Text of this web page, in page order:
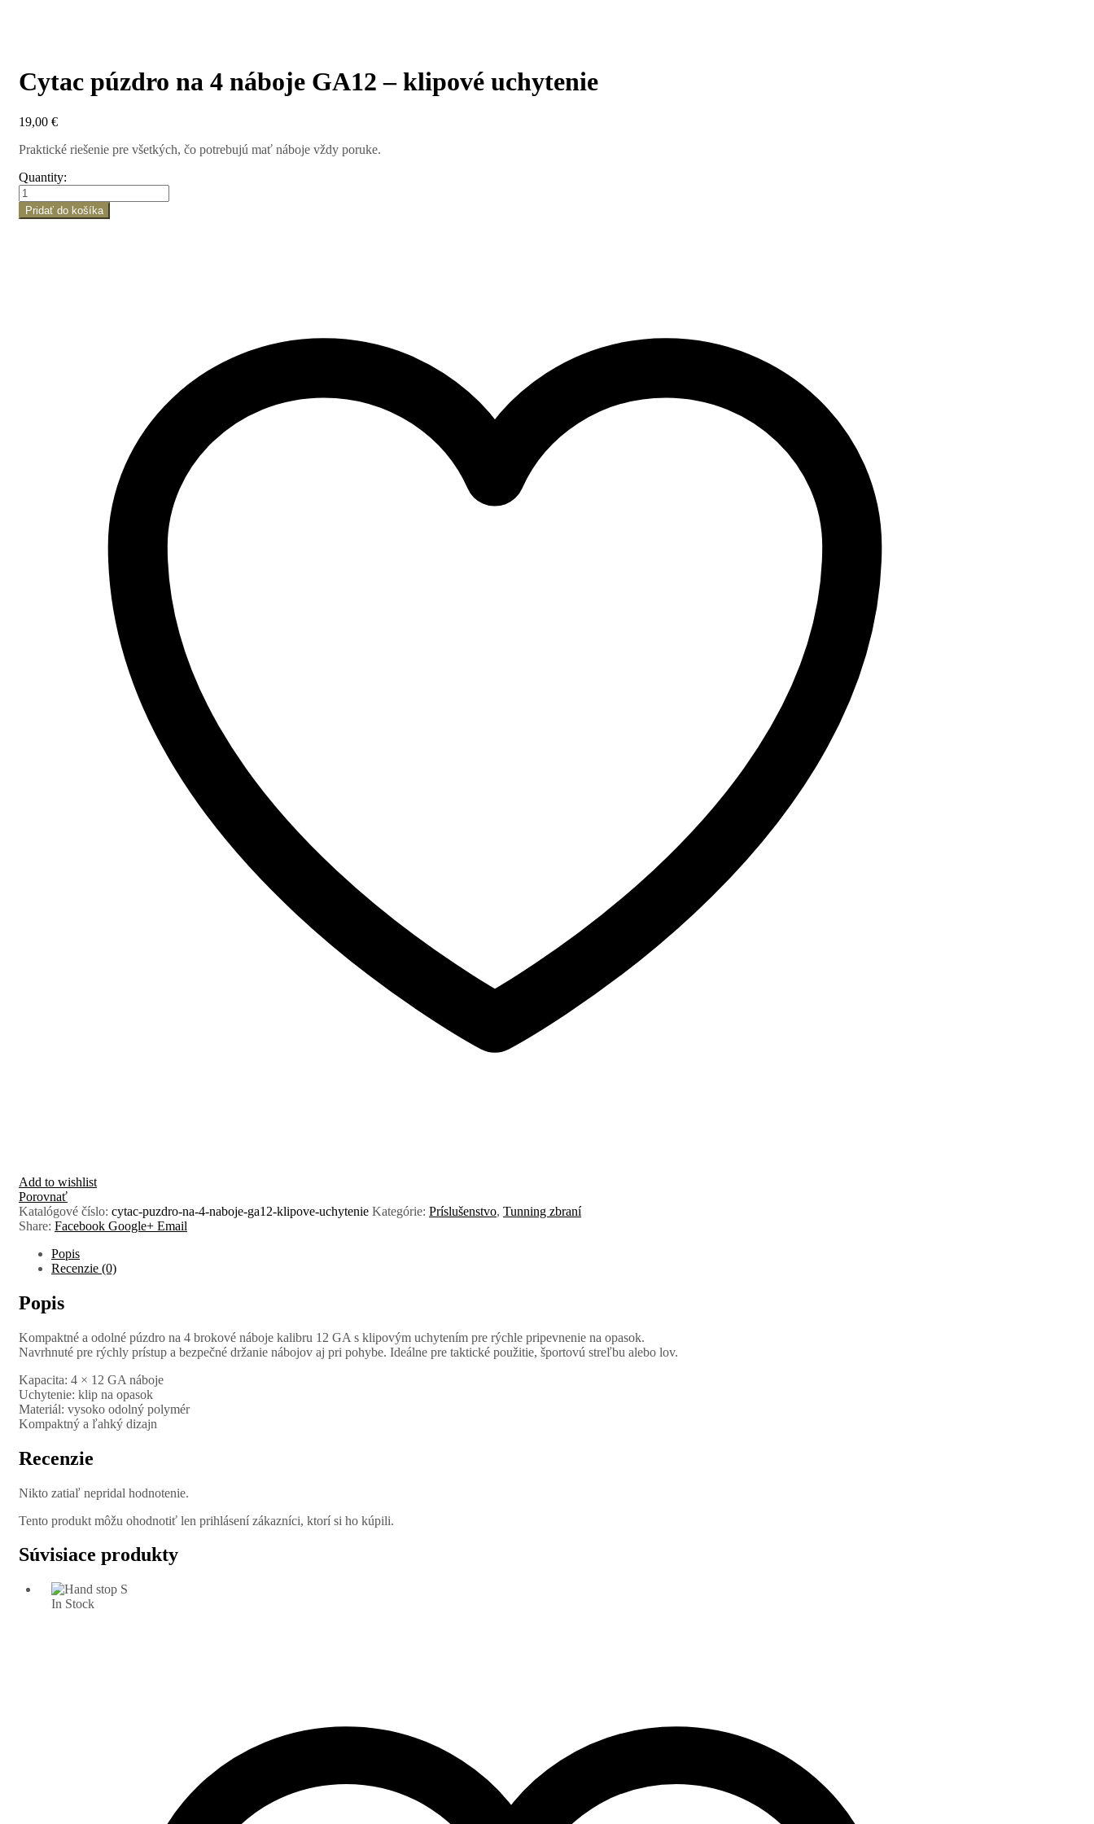
Cytac púzdro na 4 náboje GA12 – klipové uchytenie
19,00 €
Praktické riešenie pre všetkých, čo potrebujú mať náboje vždy poruke.
Quantity:
množstvo
Cytac
púzdro
Pridať do košíka
Add to wishlist
Porovnať
Katalógové číslo: cytac-puzdro-na-4-naboje-ga12-klipove-uchytenie Kategórie: Príslušenstvo, Tunning zbraní
Share: Facebook Google+ Email
Popis
Recenzie (0)
Popis
Kompaktné a odolné púzdro na 4 brokové náboje kalibru 12 GA s klipovým uchytením pre rýchle pripevnenie na opasok.
Navrhnuté pre rýchly prístup a bezpečné držanie nábojov aj pri pohybe. Ideálne pre taktické použitie, športovú streľbu alebo lov.
Kapacita: 4 × 12 GA náboje
Uchytenie: klip na opasok
Materiál: vysoko odolný polymér
Kompaktný a ľahký dizajn
Recenzie
Nikto zatiaľ nepridal hodnotenie.
Tento produkt môžu ohodnotiť len prihlásení zákazníci, ktorí si ho kúpili.
Súvisiace produkty
In Stock